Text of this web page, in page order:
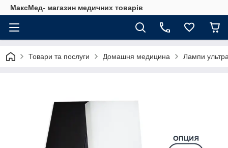
МаксМед- магазин медичних товарів
Товари та послуги Домашня медицина Лампи